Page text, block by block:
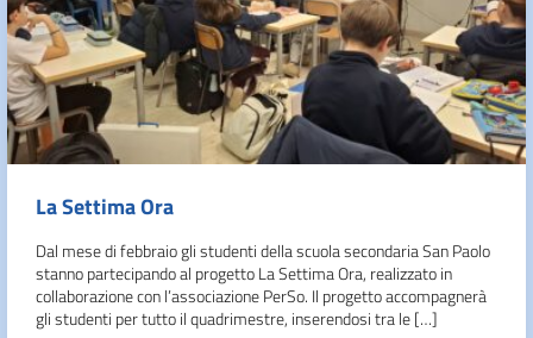
La Settima Ora
Dal mese di febbraio gli studenti della scuola secondaria San Paolo
stanno partecipando al progetto La Settima Ora, realizzato in
collaborazione con l’associazione PerSo. Il progetto accompagnerà
gli studenti per tutto il quadrimestre, inserendosi tra le […]